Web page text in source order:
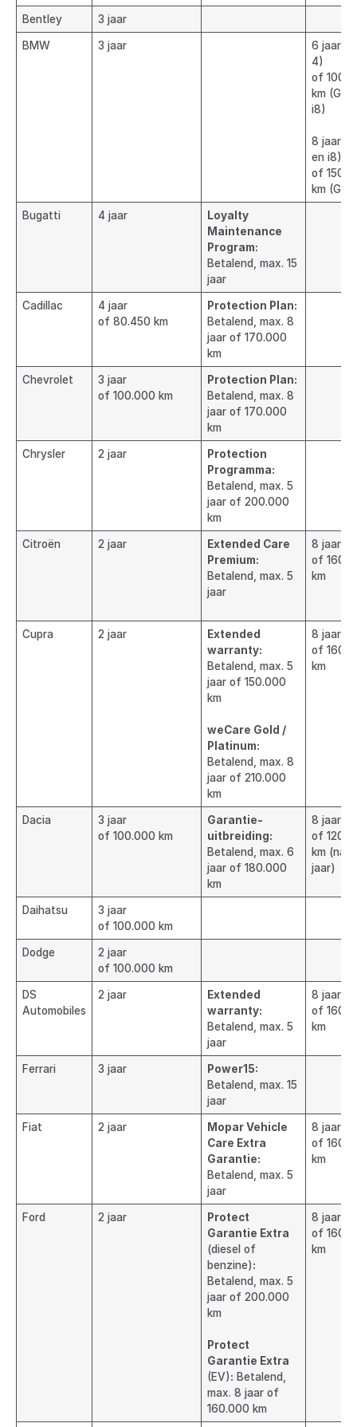
Bentley 3 jaar
BMW 3 jaar
6 jaar
4)
of
km
i8)
8 jaar
en i8)
of
km (Gen
Bugatti 4 jaar
Loyalty
Maintenance
Program:
Betalend, max. 15
jaar
Cadillac
4 jaar
of 80.450 km
Protection Plan:
Betalend, max. 8
jaar of 170.000
km
Chevrolet
3 jaar
of 100.000 km
Protection Plan:
Betalend, max. 8
jaar of 170.000
km
Chrysler 2 jaar
Protection
Programma:
Betalend, max. 5
jaar of 200.000
km
Citroën 2 jaar
Extended Care
Premium:
Betalend, max. 5
jaar
8 jaar
of
km
Cupra 2 jaar
Extended
warranty:
Betalend, max. 5
jaar of 150.000
km
weCare Gold /
Platinum:
Betalend, max. 8
jaar of 210.000
km
8 jaar
of
km
Dacia
3 jaar
of 100.000 km
Garantie-
uitbreiding:
Betalend, max. 6
jaar of 180.000
km
8 jaar
of
km (na 2
jaar)
Daihatsu
3 jaar
of 100.000 km
Dodge
2 jaar
of 100.000 km
DS
Automobiles
2 jaar
Extended
warranty:
Betalend, max. 5
jaar
8 jaar
of
km
Ferrari 3 jaar
Power15:
Betalend, max. 15
jaar
Fiat 2 jaar
Mopar Vehicle
Care Extra
Garantie:
Betalend, max. 5
jaar
8 jaar
of
km
Ford 2 jaar
Protect
Garantie Extra
(diesel of
benzine):
Betalend, max. 5
jaar of 200.000
km
Protect
Garantie Extra
(EV): Betalend,
max. 8 jaar of
160.000 km
8 jaar
of
km